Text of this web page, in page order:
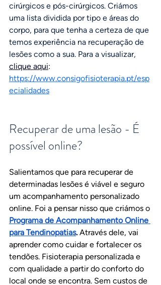
cirúrgicos e pós-cirúrgicos. Criámos
uma lista dividida por tipo e áreas do
corpo, para que tenha a certeza de que
temos experiência na recuperação de
lesões como a sua. Para a visualizar,
clique aqui:
https://www.consigofisioterapia.pt/esp
ecialidades
Recuperar de uma lesão - É
possível online?
Salientamos que para recuperar de
determinadas lesões é viável e seguro
um acompanhamento personalizado
online. Foi a pensar nisso que criámos o
Programa de Acompanhamento Online
para Tendinopatias. Através dele, vai
aprender como cuidar e fortalecer os
tendões. Fisioterapia personalizada e
com qualidade a partir do conforto do
local onde se encontra. Sem custos de